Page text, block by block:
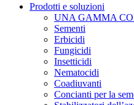
Prodotti e soluzioni
UNA GAMMA
Sementi
Erbicidi
Fungicidi
Insetticidi
Nematocidi
Coadiuvanti
Concianti per la